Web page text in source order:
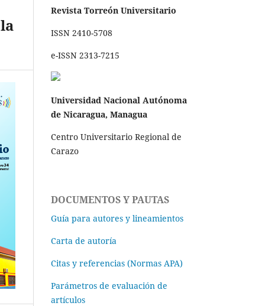
Revista Torreón Universitario
ISSN 2410-5708
e-ISSN 2313-7215
Universidad Nacional Autónoma
de Nicaragua, Managua
Centro Universitario Regional de
Carazo
DOCUMENTOS Y PAUTAS
Guía para autores y lineamientos
Carta de autoría
Citas y referencias (Normas APA)
Parámetros de evaluación de
artículos